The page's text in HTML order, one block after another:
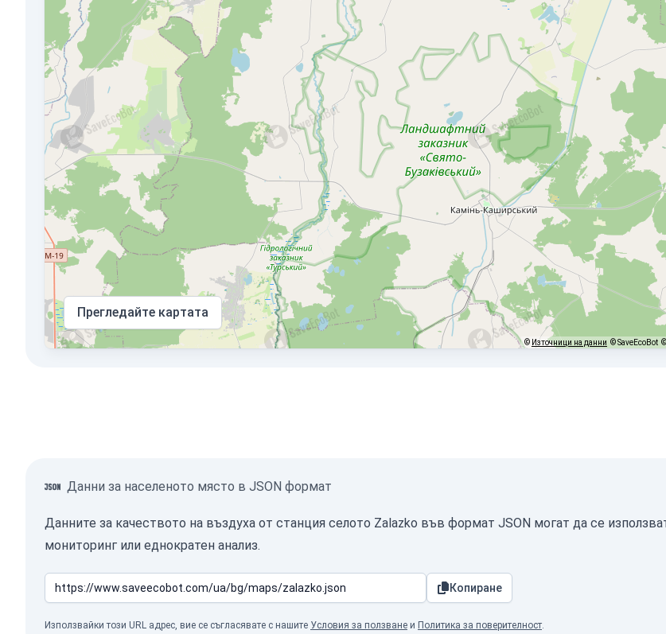
Прегледайте картата
© Източници на данни © SaveEcoBot
Данни за населеното място в JSON формат
Данните за качеството на въздуха от станция селото Zalazko във формат JSON могат да се
мониторинг или еднократен анализ.
Копиране
Използвайки този URL адрес, вие се съгласявате с нашите Условия за ползване и Политика за поверителност.